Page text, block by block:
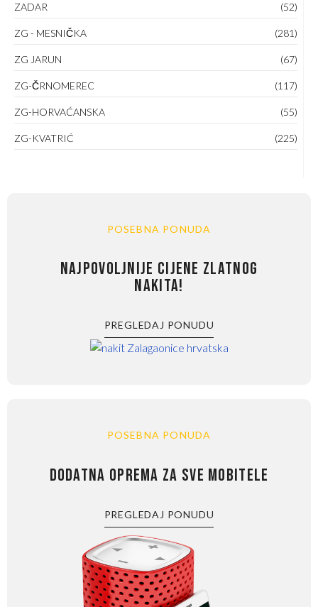
ZADAR (52)
ZG - MESNIČKA (281)
ZG JARUN (67)
ZG-ČRNOMEREC (117)
ZG-HORVAĆANSKA (55)
ZG-KVATRIĆ (225)
POSEBNA PONUDA
NAJPOVOLJNIJE CIJENE ZLATNOG
NAKITA!
PREGLEDAJ PONUDU
POSEBNA PONUDA
DODATNA OPREMA ZA SVE MOBITELE
PREGLEDAJ PONUDU